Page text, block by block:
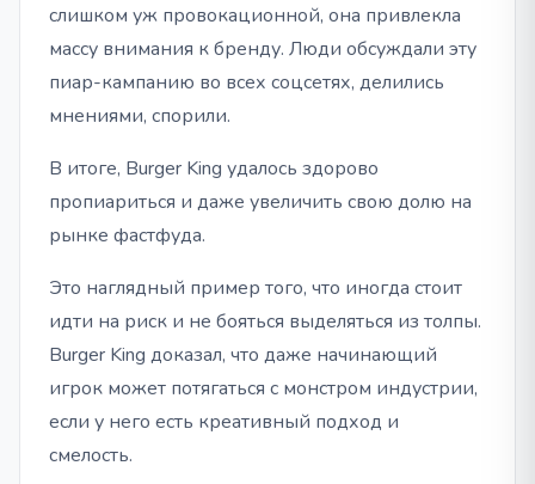
слишком уж провокационной, она привлекла
массу внимания к бренду. Люди обсуждали эту
пиар-кампанию во всех соцсетях, делились
мнениями, спорили.
В итоге, Burger King удалось здорово
пропиариться и даже увеличить свою долю на
рынке фастфуда.
Это наглядный пример того, что иногда стоит
идти на риск и не бояться выделяться из толпы.
Burger King доказал, что даже начинающий
игрок может потягаться с монстром индустрии,
если у него есть креативный подход и
смелость.